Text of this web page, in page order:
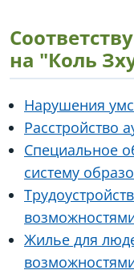
на "Коль
Нарушения
Расстройство
Специальное
систему
Жилье для